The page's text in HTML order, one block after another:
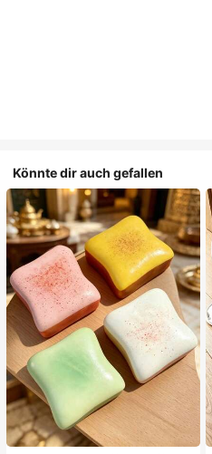
Könnte dir auch gefallen